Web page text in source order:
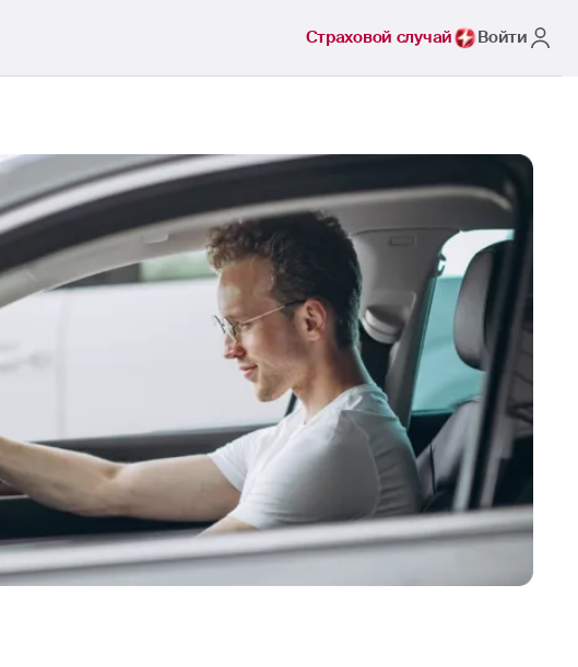
Страховой случай Войти